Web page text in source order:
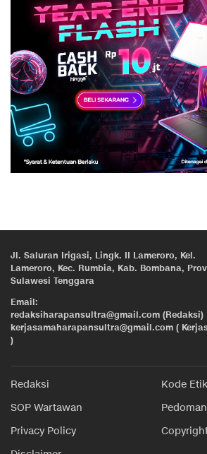
Jl. Saluran Irigasi, Lingk. II Lameroro, Kel.
Lameroro, Kec. Rumbia, Kab. Bombana,
Sulawesi Tenggara
Email:
redaksiharapansultra@gmail.com (Redaksi)
kerjasamaharapansultra@gmail.com (
)
Redaksi
Kode Etik
SOP Wartawan
Privacy Policy